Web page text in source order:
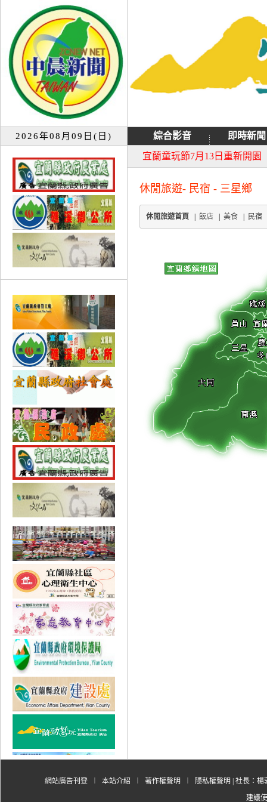
2026年08月09日(日) 綜合影音
即時新聞
宜蘭童玩節7月13日重新開園
大同音樂祭延期至8月9日禮
休閒旅遊- 民宿 - 三星鄉
休閒旅遊首頁 飯店 美食 民宿
網站廣告刊登 本站介紹 著作權聲明 隱私權聲明 | 社長：
建議